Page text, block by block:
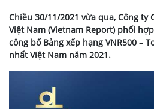
Chiều 30/11/2021 vừa qua, Công ty
Việt Nam (Vietnam Report) phối
công bố Bảng xếp hạng VNR500 –
nhất Việt Nam năm 2021.